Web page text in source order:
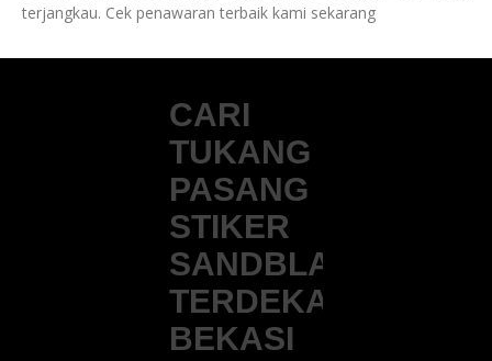
terjangkau. Cek penawaran terbaik kami sekarang
CARI
TUKANG
PASANG
STIKER
SANDBLAST
TERDEKAT
BEKASI